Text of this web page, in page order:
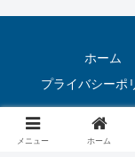
ホーム
プライバシーポ
©
メニュー ホーム